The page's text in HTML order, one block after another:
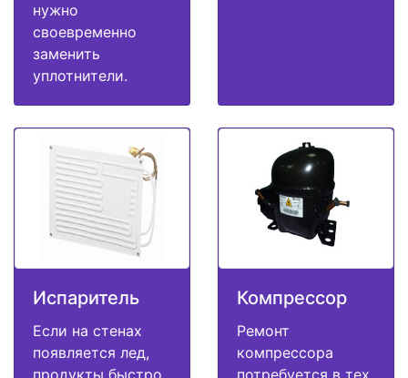
нужно
своевременно
заменить
уплотнители.
Испаритель
Если на стенах
появляется лед,
продукты быстро
Компрессор
Ремонт
компрессора
потребуется в тех